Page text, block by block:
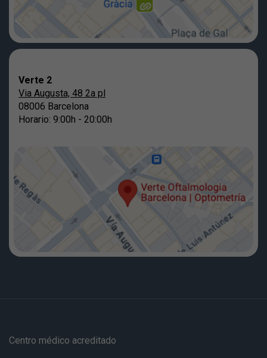
Verte 2
Via Augusta, 48 2a pl
08006 Barcelona
Horario: 9:00h - 20:00h
Centro médico acreditado